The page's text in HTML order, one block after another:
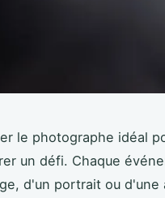
le photographe idéal
un défi. Chaque
d'un portrait ou